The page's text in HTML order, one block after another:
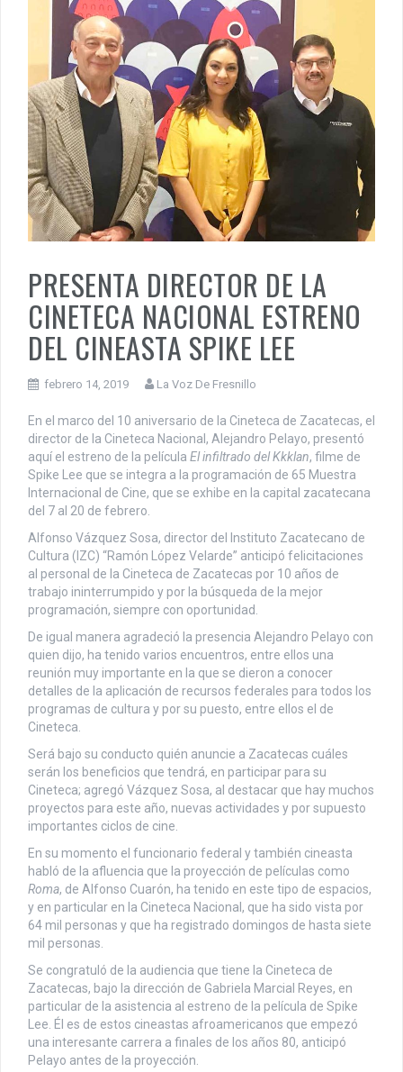
PRESENTA DIRECTOR DE LA
CINETECA NACIONAL ESTRENO
DEL CINEASTA SPIKE LEE
febrero 14, 2019 La Voz De Fresnillo
En el marco del 10 aniversario de la Cineteca de Zacatecas, el
director de la Cineteca Nacional, Alejandro Pelayo, presentó
aquí el estreno de la película El infiltrado del Kkklan, filme de
Spike Lee que se integra a la programación de 65 Muestra
Internacional de Cine, que se exhibe en la capital zacatecana
del 7 al 20 de febrero.
Alfonso Vázquez Sosa, director del Instituto Zacatecano de
Cultura (IZC) “Ramón López Velarde” anticipó felicitaciones
al personal de la Cineteca de Zacatecas por 10 años de
trabajo ininterrumpido y por la búsqueda de la mejor
programación, siempre con oportunidad.
De igual manera agradeció la presencia Alejandro Pelayo con
quien dijo, ha tenido varios encuentros, entre ellos una
reunión muy importante en la que se dieron a conocer
detalles de la aplicación de recursos federales para todos los
programas de cultura y por su puesto, entre ellos el de
Cineteca.
Será bajo su conducto quién anuncie a Zacatecas cuáles
serán los beneficios que tendrá, en participar para su
Cineteca; agregó Vázquez Sosa, al destacar que hay muchos
proyectos para este año, nuevas actividades y por supuesto
importantes ciclos de cine.
En su momento el funcionario federal y también cineasta
habló de la afluencia que la proyección de películas como
Roma, de Alfonso Cuarón, ha tenido en este tipo de espacios,
y en particular en la Cineteca Nacional, que ha sido vista por
64 mil personas y que ha registrado domingos de hasta siete
mil personas.
Se congratuló de la audiencia que tiene la Cineteca de
Zacatecas, bajo la dirección de Gabriela Marcial Reyes, en
particular de la asistencia al estreno de la película de Spike
Lee. Él es de estos cineastas afroamericanos que empezó
una interesante carrera a finales de los años 80, anticipó
Pelayo antes de la proyección.